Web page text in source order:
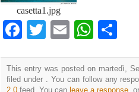
casetta1.jpg
Facebook
TwitterEmail
This entry was posted on martedì,
filed under . You can follow any
2.0 feed. You can leave a response ,